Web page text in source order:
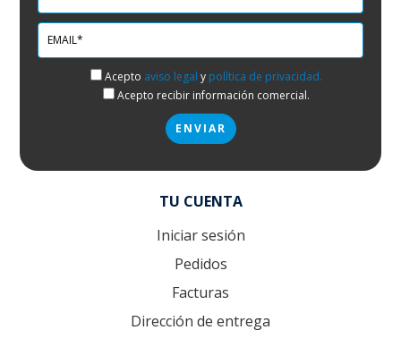
Acepto aviso legal y política de privacidad.
Acepto recibir información comercial.
TU CUENTA
Iniciar sesión
Pedidos
Facturas
Dirección de entrega